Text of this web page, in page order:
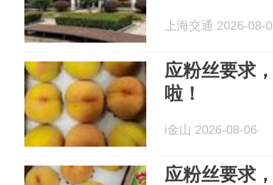
上海交通 2026-08-
应粉丝要求
啦！
i金山 2026-08-06
应粉丝要求